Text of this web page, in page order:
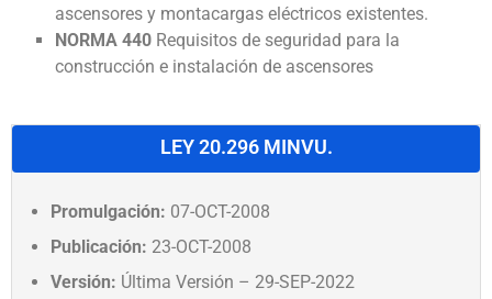
ascensores y montacargas eléctricos existentes.
NORMA 440 Requisitos de seguridad para la
construcción e instalación de ascensores
LEY 20.296 MINVU.
Promulgación: 07-OCT-2008
Publicación: 23-OCT-2008
Versión: Última Versión – 29-SEP-2022